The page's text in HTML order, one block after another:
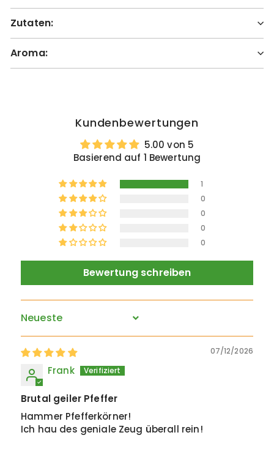
Zutaten:
Aroma:
Kundenbewertungen
5.00 von 5
Basierend auf 1 Bewertung
1
0
0
0
0
Bewertung schreiben
Sort by
07/12/2026
Frank
Brutal geiler Pfeffer
Hammer Pfefferkörner!
Ich hau des geniale Zeug überall rein!